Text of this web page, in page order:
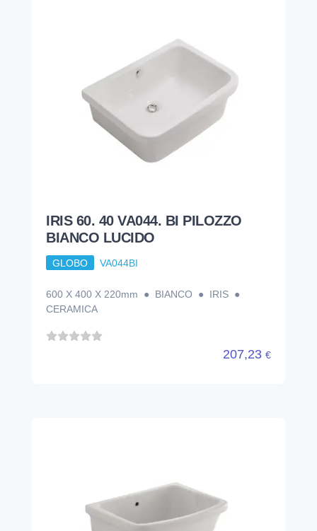
IRIS 60. 40 VA044. BI PILOZZO
BIANCO LUCIDO
GLOBO VA044BI
600 X 400 X 220mm ● BIANCO ● IRIS ●
CERAMICA
207,23 €